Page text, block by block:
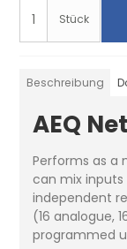
Stück
Beschreibung
AEQ
Performs as a
can mix
independent
(16 analogue,
programmed